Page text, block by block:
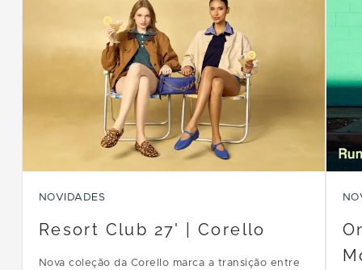
NOVIDADES
Resort Club 27' | Corello
Nova coleção da Corello marca a transição entre